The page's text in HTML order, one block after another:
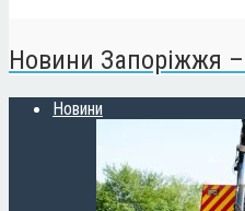
Новини Запоріжжя –
Новини